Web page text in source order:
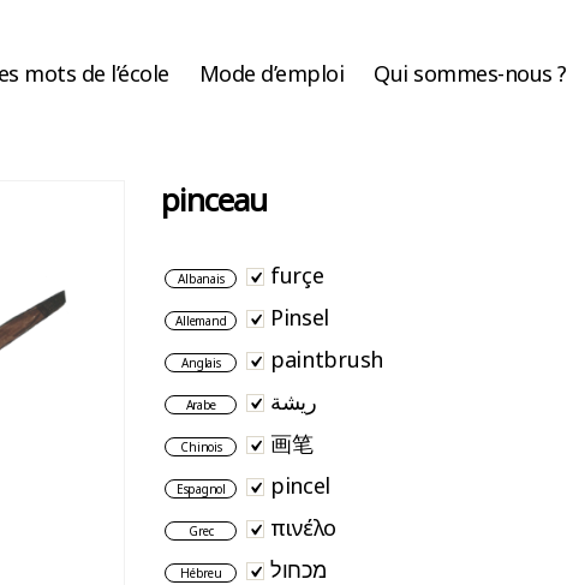
mots de l’école Mode d’emploi Qui sommes-nous ?
pinceau
Albanais furçe
Allemand Pinsel
Anglais paintbrush
Arabe ريشة
Chinois 画笔
Espagnol pincel
Grec πινέλο
Hébreu מכחול